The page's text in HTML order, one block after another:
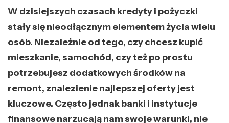
W dzisiejszych czasach kredyty i pożyczki
stały się nieodłącznym elementem życia wielu
osób. Niezależnie od tego, czy chcesz kupić
mieszkanie, samochód, czy też po prostu
potrzebujesz dodatkowych środków na
remont, znalezienie najlepszej oferty jest
kluczowe. Często jednak banki i instytucje
finansowe narzucają nam swoje warunki, nie